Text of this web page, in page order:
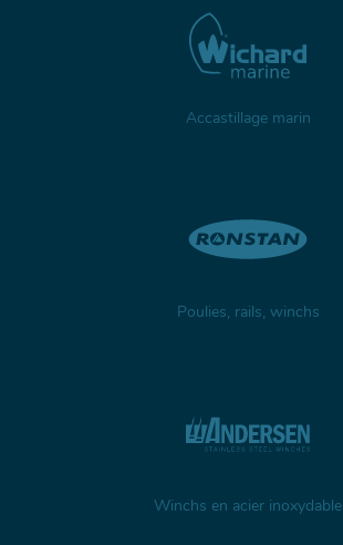
Accastillage marin
Poulies, rails, winchs
Winchs en acier inoxydable